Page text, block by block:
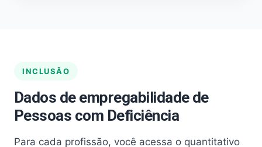
INCLUSÃO
Dados de empregabilidade de
Pessoas com Deficiência
Para cada profissão, você acessa o quantitativo